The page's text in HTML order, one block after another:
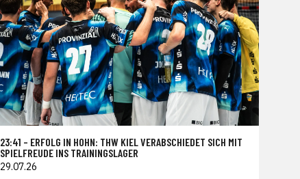
23:41 – ERFOLG IN HOHN: THW KIEL VERABSCHIEDET SICH MIT
SPIELFREUDE INS TRAININGSLAGER
29.07.26